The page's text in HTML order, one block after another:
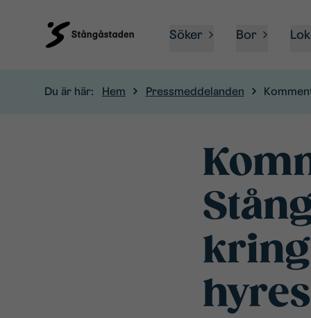
Söker Bor
Du är här: Hem Pressmeddelanden